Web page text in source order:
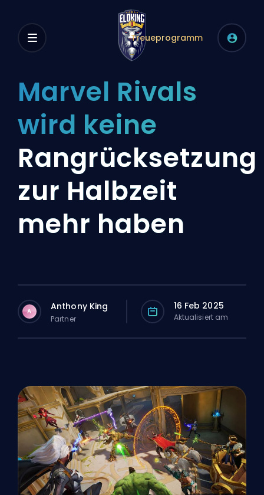
Treueprogramm
Marvel Rivals
wird keine
Rangrücksetzung
zur Halbzeit
mehr haben
A Anthony King
Partner
16 Feb 2025
Aktualisiert am